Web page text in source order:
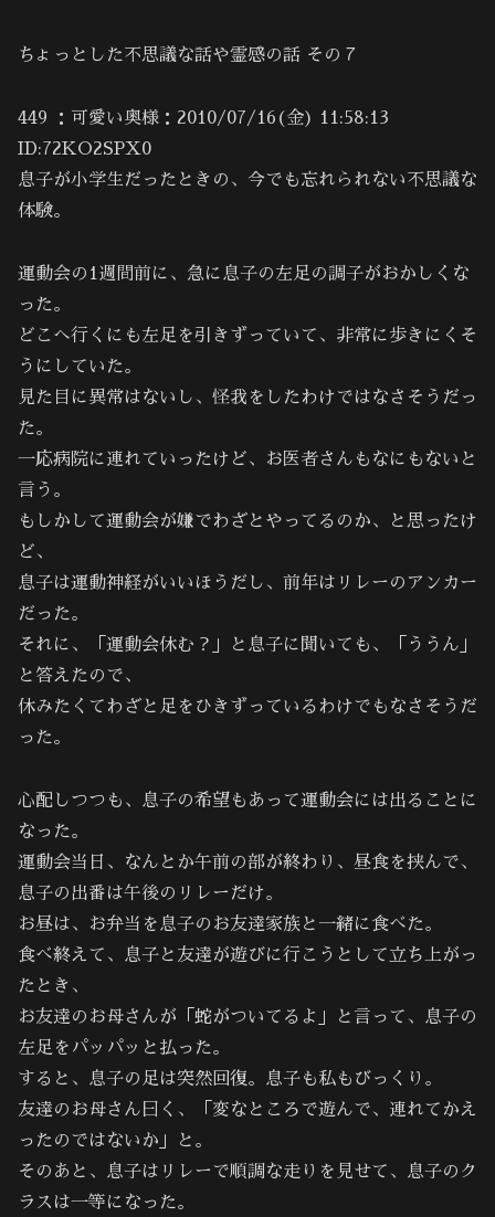
ちょっとした不思議な話や霊感の話 その７
449 ：可愛い奥様：2010/07/16(金) 11:58:13
ID:72KO2SPX0
息子が小学生だったときの、今でも忘れられない不思議な
体験。
運動会の1週間前に、急に息子の左足の調子がおかしくな
った。
どこへ行くにも左足を引きずっていて、非常に歩きにくそ
うにしていた。
見た目に異常はないし、怪我をしたわけではなさそうだっ
た。
一応病院に連れていったけど、お医者さんもなにもないと
言う。
もしかして運動会が嫌でわざとやってるのか、と思ったけ
ど、
息子は運動神経がいいほうだし、前年はリレーのアンカー
だった。
それに、「運動会休む？」と息子に聞いても、「ううん」
と答えたので、
休みたくてわざと足をひきずっているわけでもなさそうだ
った。
心配しつつも、息子の希望もあって運動会には出ることに
なった。
運動会当日、なんとか午前の部が終わり、昼食を挟んで、
息子の出番は午後のリレーだけ。
お昼は、お弁当を息子のお友達家族と一緒に食べた。
食べ終えて、息子と友達が遊びに行こうとして立ち上がっ
たとき、
お友達のお母さんが「蛇がついてるよ」と言って、息子の
左足をパッパッと払った。
すると、息子の足は突然回復。息子も私もびっくり。
友達のお母さん曰く、「変なところで遊んで、連れてかえ
ったのではないか」と。
そのあと、息子はリレーで順調な走りを見せて、息子のク
ラスは一等になった。